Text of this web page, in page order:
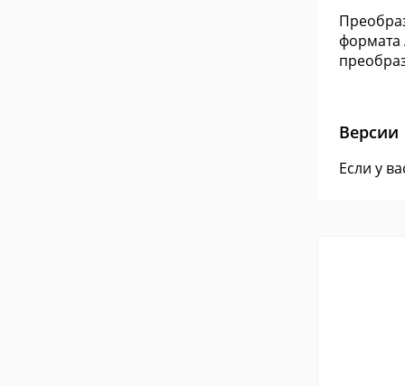
формата
Версии
Если у